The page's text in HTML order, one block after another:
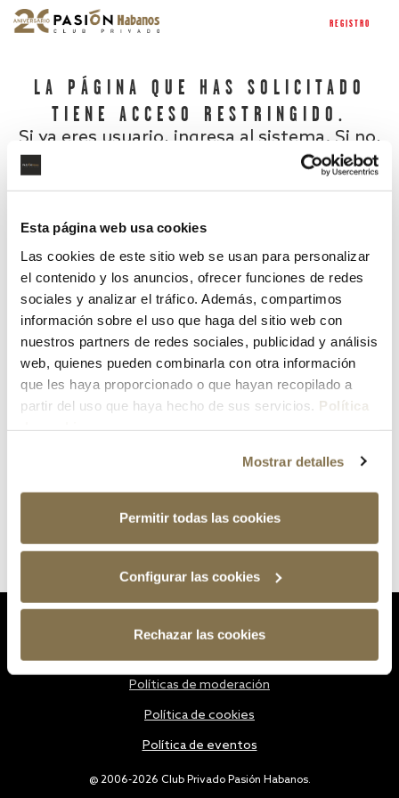
Esta página web usa cookies
Las cookies de este sitio web se usan para personalizar
el contenido y los anuncios, ofrecer funciones de redes
sociales y analizar el tráfico. Además, compartimos
información sobre el uso que haga del sitio web con
nuestros partners de redes sociales, publicidad y análisis
web, quienes pueden combinarla con otra información
que les haya proporcionado o que hayan recopilado a
partir del uso que haya hecho de sus servicios. Política
Mostrar detalles
Permitir todas las cookies
Configurar las cookies
Rechazar las cookies
REGISTRO
LA PÁGINA QUE HAS SOLICITADO
TIENE ACCESO RESTRINGIDO.
Si ya eres usuario, ingresa al sistema. Si no,
¿Has olvidado tu contraseña?
@ 2006-2026 Club Privado Pasión Habanos.
Políticas de moderación
Política de cookies
Política de eventos